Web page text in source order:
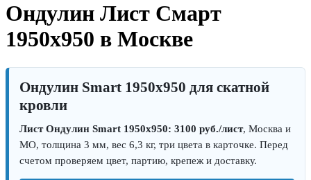
Ондулин Лист Смарт
1950х950 в Москве
Ондулин Smart 1950х950 для скатной
кровли
Лист Ондулин Smart 1950х950: 3100 руб./лист, Москва и
МО, толщина 3 мм, вес 6,3 кг, три цвета в карточке. Перед
счетом проверяем цвет, партию, крепеж и доставку.